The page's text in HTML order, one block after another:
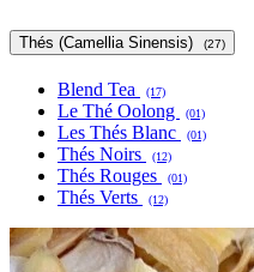
Thés (Camellia Sinensis) (27)
Blend Tea (17)
Le Thé Oolong (01)
Les Thés Blanc (01)
Thés Noirs (12)
Thés Rouges (01)
Thés Verts (12)